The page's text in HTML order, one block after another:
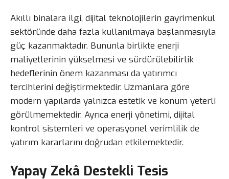
Akıllı binalara ilgi, dijital teknolojilerin gayrimenkul
sektöründe daha fazla kullanılmaya başlanmasıyla
güç kazanmaktadır. Bununla birlikte enerji
maliyetlerinin yükselmesi ve sürdürülebilirlik
hedeflerinin önem kazanması da yatırımcı
tercihlerini değiştirmektedir. Uzmanlara göre
modern yapılarda yalnızca estetik ve konum yeterli
görülmemektedir. Ayrıca enerji yönetimi, dijital
kontrol sistemleri ve operasyonel verimlilik de
yatırım kararlarını doğrudan etkilemektedir.
Yapay Zekâ Destekli Tesis